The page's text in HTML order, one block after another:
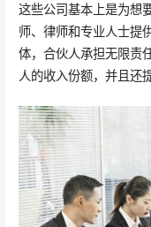
这些公司基本上是为想
师、律师和专业人士提
体，合伙人承担无限责
人的收入份额，并且还